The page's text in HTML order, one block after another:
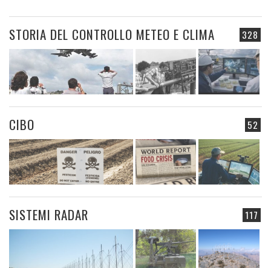
328
STORIA DEL CONTROLLO METEO E CLIMA
52
CIBO
117
SISTEMI RADAR